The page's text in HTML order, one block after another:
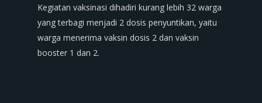
Kegiatan vaksinasi dihadiri kurang lebih 32 warga
yang terbagi menjadi 2 dosis penyuntikan, yaitu
warga menerima vaksin dosis 2 dan vaksin
booster 1 dan 2.